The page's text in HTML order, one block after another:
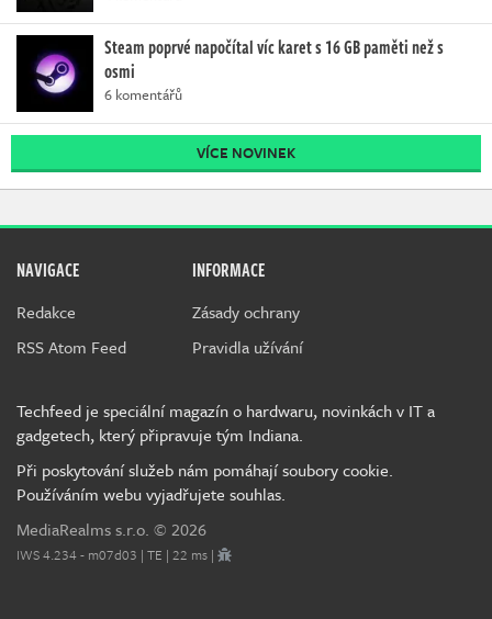
Steam poprvé napočítal víc karet s 16 GB paměti než s
osmi
6 komentářů
VÍCE NOVINEK
NAVIGACE
Redakce
RSS Atom Feed
INFORMACE
Zásady ochrany
Pravidla užívání
Techfeed je speciální magazín o hardwaru, novinkách v IT a
gadgetech, který připravuje tým Indiana.
Při poskytování služeb nám pomáhají soubory cookie.
Používáním webu vyjadřujete souhlas.
MediaRealms s.r.o. © 2026
IWS 4.234 - m07d03 | TE | 22 ms |